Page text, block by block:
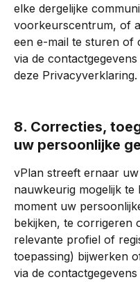
elke dergelijke
voorkeurscentrum, of
een e-mail te sturen of
via de
deze Privacyverklaring.
8. Correcties,
uw persoonlijke
vPlan streeft ernaar
nauwkeurig mogelijk
moment uw
bekijken, te corrigeren
relevante profiel of
toepassing) bijwerken
via de